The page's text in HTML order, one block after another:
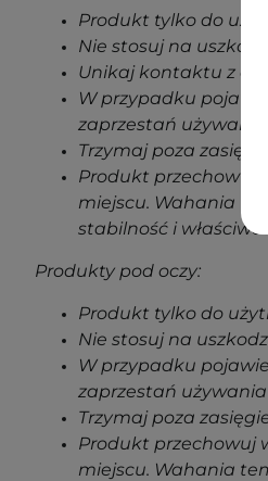
Produkt tylko do
Nie stosuj na
Unikaj kontaktu z
W przypadku
zaprzestań
Trzymaj poza
Produkt przechowuj
miejscu. Wahania
stabilność i
Produkty pod oczy:
Produkt tylko do
Nie stosuj na
W przypadku
zaprzestań
Trzymaj poza
Produkt przechowuj
miejscu. Wahania